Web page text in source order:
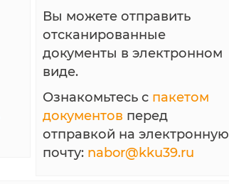
Вы можете отправить
отсканированные
документы в электронном
виде.
Ознакомьтесь с пакетом
документов перед
отправкой на электронную
почту: nabor@kku39.ru